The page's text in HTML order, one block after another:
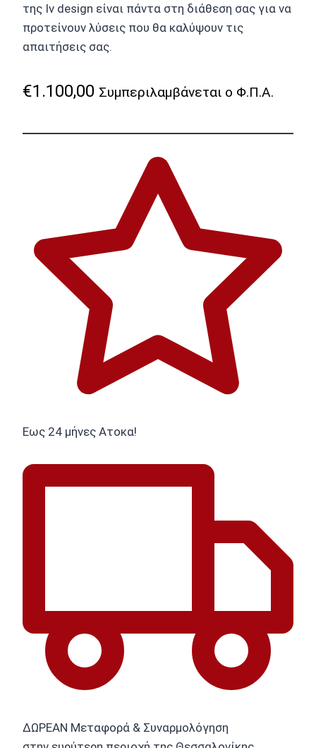
της Iv design είναι πάντα στη διάθεση σας για να
προτείνουν λύσεις που θα καλύψουν τις
απαιτήσεις σας.
€1.100,00 Συμπεριλαμβάνεται ο Φ.Π.Α.
Εως 24 μήνες Ατοκα!
ΔΩΡΕΑΝ Μεταφορά & Συναρμολόγηση